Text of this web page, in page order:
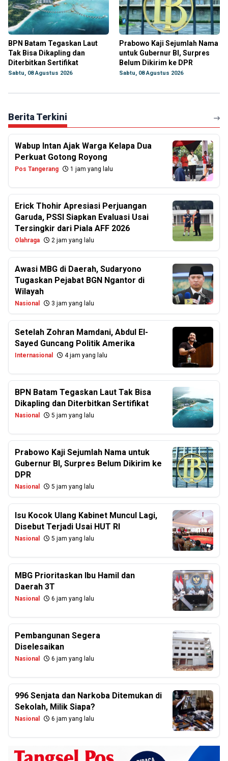
BPN Batam Tegaskan Laut
Tak Bisa Dikapling dan
Diterbitkan Sertifikat
Sabtu, 08 Agustus 2026
Prabowo Kaji Sejumlah Nama
untuk Gubernur BI, Surpres
Belum Dikirim ke DPR
Sabtu, 08 Agustus 2026
Berita Terkini
Wabup Intan Ajak Warga Kelapa Dua
Perkuat Gotong Royong
Pos Tangerang 1 jam yang lalu
Erick Thohir Apresiasi Perjuangan
Garuda, PSSI Siapkan Evaluasi Usai
Tersingkir dari Piala AFF 2026
Olahraga 2 jam yang lalu
Awasi MBG di Daerah, Sudaryono
Tugaskan Pejabat BGN Ngantor di
Wilayah
Nasional 3 jam yang lalu
Setelah Zohran Mamdani, Abdul El-
Sayed Guncang Politik Amerika
Internasional 4 jam yang lalu
BPN Batam Tegaskan Laut Tak Bisa
Dikapling dan Diterbitkan Sertifikat
Nasional 5 jam yang lalu
Prabowo Kaji Sejumlah Nama untuk
Gubernur BI, Surpres Belum Dikirim ke
DPR
Nasional 5 jam yang lalu
Isu Kocok Ulang Kabinet Muncul Lagi,
Disebut Terjadi Usai HUT RI
Nasional 5 jam yang lalu
MBG Prioritaskan Ibu Hamil dan
Daerah 3T
Nasional 6 jam yang lalu
Pembangunan Segera
Diselesaikan
Nasional 6 jam yang lalu
996 Senjata dan Narkoba Ditemukan di
Sekolah, Milik Siapa?
Nasional 6 jam yang lalu